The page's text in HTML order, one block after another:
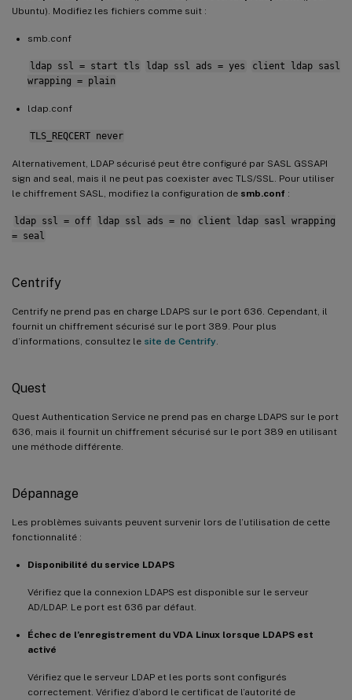
Ubuntu). Modifiez les fichiers comme suit :
smb.conf
ldap ssl = start tls ldap ssl ads = yes
client ldap sasl
wrapping = plain
ldap.conf
TLS_REQCERT never
Alternativement, LDAP sécurisé peut être configuré par SASL GSSAPI
sign and seal, mais il ne peut pas coexister avec TLS/SSL. Pour utiliser
le chiffrement SASL, modifiez la configuration de smb.conf :
ldap ssl = off ldap ssl ads = no
client ldap sasl wrapping
= seal
Centrify
Centrify ne prend pas en charge LDAPS sur le port 636. Cependant, il
fournit un chiffrement sécurisé sur le port 389. Pour plus
d’informations, consultez le site de Centrify
Quest
Quest Authentication Service ne prend pas en charge LDAPS sur le port
636, mais il fournit un chiffrement sécurisé sur le port 389 en utilisant
une méthode différente.
Dépannage
Les problèmes suivants peuvent survenir lors de l’utilisation de cette
fonctionnalité :
Disponibilité du service LDAPS
Vérifiez que la connexion LDAPS est disponible sur le serveur
AD/LDAP. Le port est 636 par défaut.
Échec de l’enregistrement du VDA Linux lorsque LDAPS est
activé
Vérifiez que le serveur LDAP et les ports sont configurés
correctement. Vérifiez d’abord le certificat de l’autorité de